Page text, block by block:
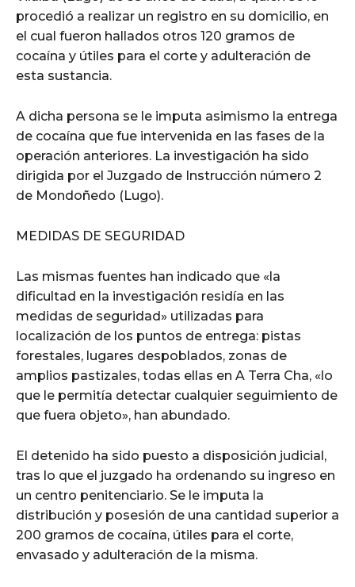
procedió a realizar un registro en su domicilio, en
el cual fueron hallados otros 120 gramos de
cocaína y útiles para el corte y adulteración de
esta sustancia.
A dicha persona se le imputa asimismo la entrega
de cocaína que fue intervenida en las fases de la
operación anteriores. La investigación ha sido
dirigida por el Juzgado de Instrucción número 2
de Mondoñedo (Lugo).
MEDIDAS DE SEGURIDAD
Las mismas fuentes han indicado que «la
dificultad en la investigación residía en las
medidas de seguridad» utilizadas para
localización de los puntos de entrega: pistas
forestales, lugares despoblados, zonas de
amplios pastizales, todas ellas en A Terra Cha, «lo
que le permitía detectar cualquier seguimiento de
que fuera objeto», han abundado.
El detenido ha sido puesto a disposición judicial,
tras lo que el juzgado ha ordenando su ingreso en
un centro penitenciario. Se le imputa la
distribución y posesión de una cantidad superior a
200 gramos de cocaína, útiles para el corte,
envasado y adulteración de la misma.